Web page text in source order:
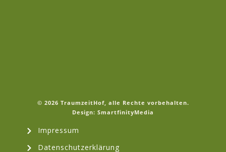
Impressum
Datenschutzerklärung
© 2026 TraumzeitHof, alle Rechte vorbehalten.
Design: SmartfinityMedia